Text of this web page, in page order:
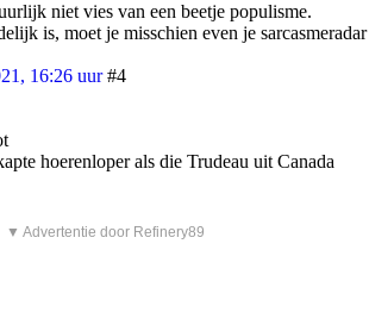
niet vies van een beetje populisme.
is, moet je misschien even je sarcasmeradar
16:26 uur #4
hoerenloper als die Trudeau uit Canada
▼ Advertentie door Refinery89